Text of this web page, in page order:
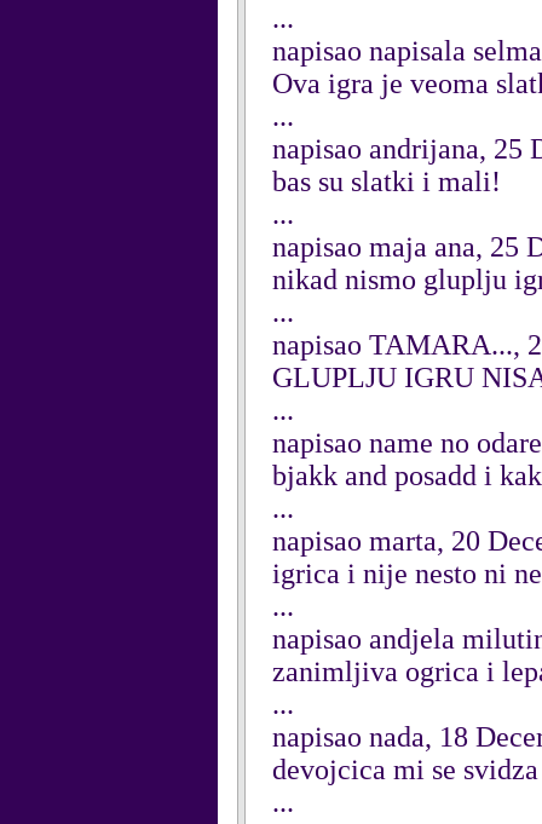
...
napisao napisala
Ova igra je veoma
...
napisao andrijana, 25
bas su slatki i mali!
...
napisao maja ana, 25
nikad nismo gluplju
...
napisao TAMARA...,
GLUPLJU IGRU
...
napisao name no
bjakk and posadd i
...
napisao marta, 20
igrica i nije nesto ni
...
napisao andjela
zanimljiva ogrica i
...
napisao nada, 18
devojcica mi se svidza
...